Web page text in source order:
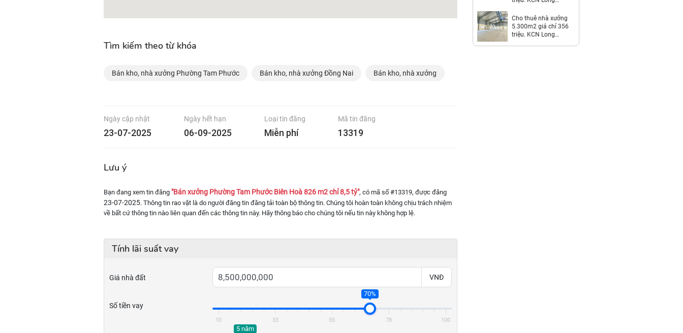
Tìm kiếm theo từ khóa
Bán kho, nhà xưởng Phường Tam Phước Bán kho, nhà xưởng Đồng Nai Bán kho, nhà xưởng
Ngày cập nhật
23-07-2025
Ngày hết hạn
06-09-2025
Loại tin đăng
Miễn phí
Mã tin đăng
13319
Lưu ý
Bạn đang xem tin đăng "Bán xưởng Phường Tam Phước Biên Hoà 826 m2 chỉ 8,5 tỷ", có mã số #13319, được đăng
23-07-2025. Thông tin rao vặt là do người đăng tin đăng tải toàn bộ thông tin. Chúng tôi hoàn toàn không chịu trách nhiệm
về bất cứ thông tin nào liên quan đến các thông tin này. Hãy thông báo cho chúng tôi nếu tin này không hợp lệ.
Tính lãi suất vay
Giá nhà đất VNĐ
Số tiền vay
70%
10 33 55 78 100
5 năm
Cho thuê nhà xưởng
5.300m2 giá chỉ 356
triệu. KCN Long